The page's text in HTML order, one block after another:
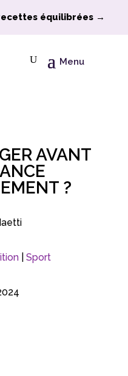
équilibrées →
Menu
AVANT
?
|Sport